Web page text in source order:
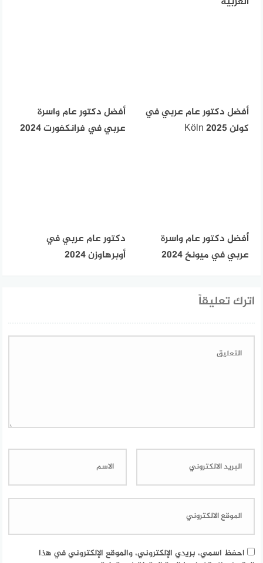
أفضل دكتور عام عربي في
كولن Köln 2025
أفضل دكتور عام واسرة
عربي في فرانكفورت 2024
أفضل دكتور عام واسرة
عربي في ميونخ 2024
دكتور عام عربي في
أوبرهاوزن 2024
اترك تعليقاً
احفظ اسمي، بريدي الإلكتروني، والموقع الإلكتروني في هذا